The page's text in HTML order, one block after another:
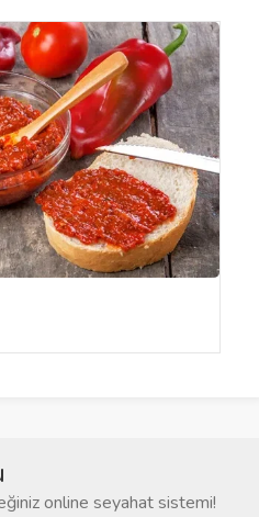
online seyahat sistemi!